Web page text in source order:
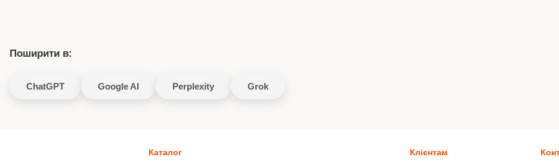
Поширити в:
ChatGPT Google AI Perplexity Grok
Каталог Клієнтам